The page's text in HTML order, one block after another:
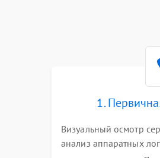
Контроллеры и
Виртуализация и
Влага и внешние
1.
Визуальный осмотр
анализ аппаратных